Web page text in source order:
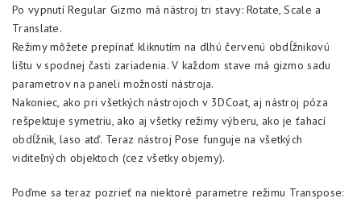
Po vypnutí Regular Gizmo má nástroj tri stavy: Rotate, Scale a
Translate.
Režimy môžete prepínať kliknutím na dlhú červenú obdĺžnikovú
lištu v spodnej časti zariadenia. V každom stave má gizmo sadu
parametrov na paneli možností nástroja.
Nakoniec, ako pri všetkých nástrojoch v 3DCoat, aj nástroj póza
rešpektuje symetriu, ako aj všetky režimy výberu, ako je ťahací
obdĺžnik, laso atď. Teraz nástroj Pose funguje na všetkých
viditeľných objektoch (cez všetky objemy).
Poďme sa teraz pozrieť na niektoré parametre režimu Transpose: